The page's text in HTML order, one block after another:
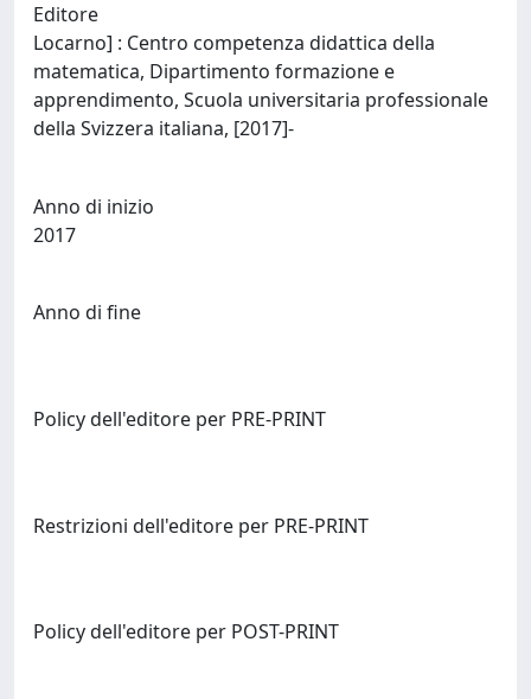
Editore
Locarno] : Centro competenza didattica della
matematica, Dipartimento formazione e
apprendimento, Scuola universitaria professionale
Anno di inizio
Anno di fine
Policy dell'editore per PRE-PRINT
Restrizioni dell'editore per PRE-PRINT
Policy dell'editore per POST-PRINT